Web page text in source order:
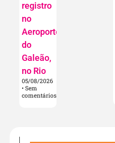
registro
no
Aeroporto
do
Galeão,
no Rio
05/08/2026
Sem
comentários